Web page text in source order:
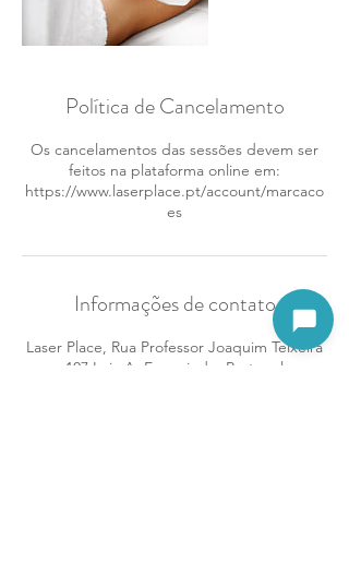
Política de Cancelamento
Os cancelamentos das sessões devem ser
feitos na plataforma online em:
https://www.laserplace.pt/account/marcaco
es
Informações de contato
Laser Place, Rua Professor Joaquim Teixeira
107 Loja A, Ermesinde, Portugal
Abrir